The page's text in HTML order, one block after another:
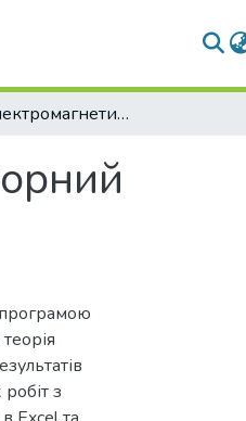
Фізика. Електромагнетизм, оптика. Лабораторний практикум. Частина 1
з